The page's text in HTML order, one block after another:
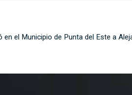
en el Municipio de Punta del Este a